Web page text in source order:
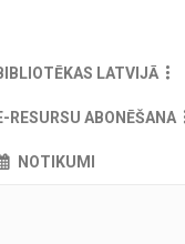
LATVIJĀ
RESURSU ABONĒŠANA
NOTIKUMI